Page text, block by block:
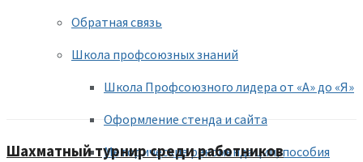
Обратная связь
Школа профсоюзных знаний
Школа Профсоюзного лидера от «А» до «Я»
Оформление стенда и сайта
Методические рекомендации, пособия
Шахматный турнир среди работников